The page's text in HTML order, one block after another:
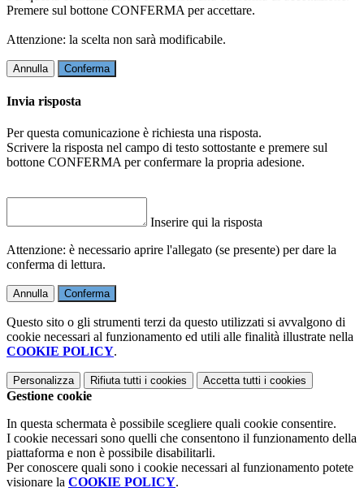
Premere sul bottone CONFERMA per accettare.
Attenzione: la scelta non sarà modificabile.
Annulla Conferma
Invia risposta
Per questa comunicazione è richiesta una risposta.
Scrivere la risposta nel campo di testo sottostante e premere sul
bottone CONFERMA per confermare la propria adesione.
Inserire qui la risposta
Attenzione: è necessario aprire l'allegato (se presente) per dare la
conferma di lettura.
Annulla Conferma
Questo sito o gli strumenti terzi da questo utilizzati si avvalgono di
cookie necessari al funzionamento ed utili alle finalità illustrate nella
COOKIE POLICY.
Personalizza Rifiuta tutti i cookies Accetta tutti i cookies
Gestione cookie
In questa schermata è possibile scegliere quali cookie consentire.
I cookie necessari sono quelli che consentono il funzionamento della
piattaforma e non è possibile disabilitarli.
Per conoscere quali sono i cookie necessari al funzionamento potete
visionare la COOKIE POLICY.